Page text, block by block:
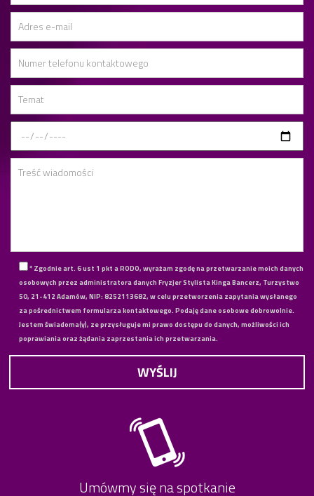
* Zgodnie art. 6 ust 1 pkt a RODO, wyrażam zgodę na przetwarzanie moich danych
osobowych przez administratora danych Fryzjer Stylista Kinga Bancerz, Turzystwo
50, 21-412 Adamów, NIP: 8252113682, w celu przetworzenia zapytania wysłanego
za pośrednictwem formularza kontaktowego. Podaję dane osobowe dobrowolnie.
Jestem świadoma(y), ze przysługuje mi prawo dostępu do danych, możliwości ich
poprawiania oraz żądania zaprzestania ich przetwarzania.
Umówmy się na spotkanie